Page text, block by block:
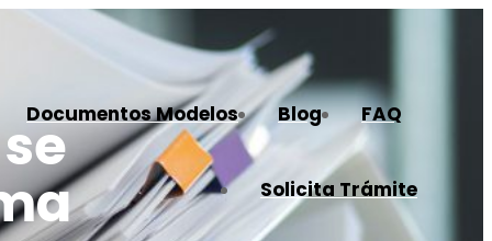
Documentos Modelos Blog FAQ
Solicita Trámite